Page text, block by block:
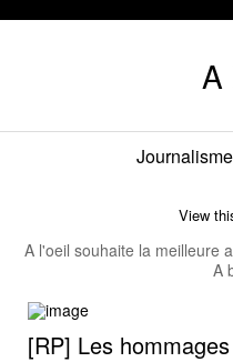
A
View
A l'oeil souhaite la meilleure
A
[RP] Les